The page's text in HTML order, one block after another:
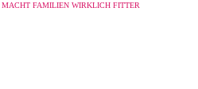
MACHT FAMILIEN WIRKLICH FITTER